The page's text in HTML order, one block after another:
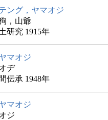
ング，ヤマオジ
，山爺
研究 1915年
マオジ
ヂ
伝承 1948年
マオジ
ジ